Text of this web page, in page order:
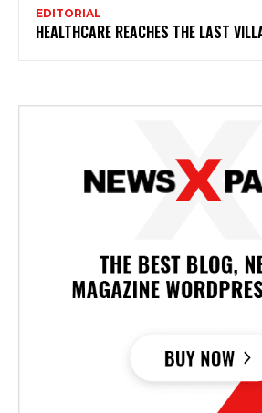
EDITORIAL
HEALTHCARE REACHES THE LAST